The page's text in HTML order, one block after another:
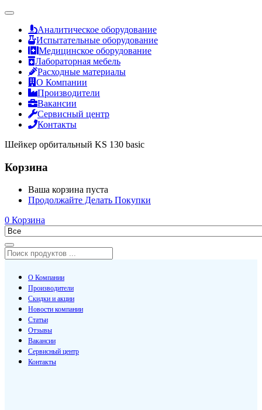
Аналитическое оборудование
Испытательные оборудование
Медицинское оборудование
Лабораторная мебель
Расходные материалы
О Компании
Производители
Вакансии
Сервисный центр
Контакты
Шейкер орбитальный KS 130 basic
Корзина
Ваша корзина пуста
Продолжайте Делать Покупки
0 Корзина
О Компании
Производители
Скидки и акции
Новости компании
Статьи
Отзывы
Вакансии
Сервисный центр
Контакты